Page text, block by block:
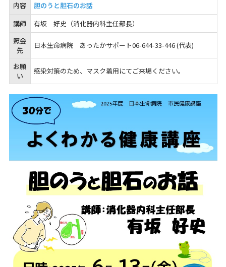
内容
胆のうと胆石のお話
講師
有坂 好史（消化器内科主任部長）
照会
先
日本生命病院 あったかサポート06-644-33-446(代表)
お願
い
感染対策のため、マスク着用にてご来場ください。